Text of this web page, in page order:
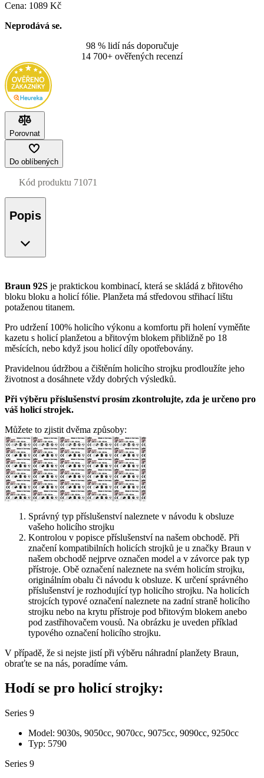
Cena: 1089 Kč
Neprodává se.
98 % lidí nás doporučuje
14 700+ ověřených recenzí
Porovnat
Do oblíbených
Kód produktu 71071
Popis
Braun 92S je praktickou kombinací, která se skládá z břitového
bloku bloku a holicí fólie. Planžeta má středovou střihací lištu
potaženou titanem.
Pro udržení 100% holicího výkonu a komfortu při holení vyměňte
kazetu s holicí planžetou a břitovým blokem přibližně po 18
měsících, nebo když jsou holicí díly opotřebovány.
Pravidelnou údržbou a čištěním holicího strojku prodloužíte jeho
životnost a dosáhnete vždy dobrých výsledků.
Při výběru příslušenství prosím zkontrolujte, zda je určeno pro
váš holicí strojek.
Můžete to zjistit dvěma způsoby:
Správný typ příslušenství naleznete v návodu k obsluze
vašeho holicího strojku
Kontrolou v popisce příslušenství na našem obchodě. Při
značení kompatibilních holicích strojků je u značky Braun v
našem obchodě nejprve označen model a v závorce pak typ
přístroje. Obě označení naleznete na svém holicím strojku,
originálním obalu či návodu k obsluze. K určení správného
příslušenství je rozhodující typ holicího strojku. Na holicích
strojcích typové označení naleznete na zadní straně holicího
strojku nebo na krytu přístroje pod břitovým blokem anebo
pod zastřihovačem vousů. Na obrázku je uveden příklad
typového označení holicího strojku.
V případě, že si nejste jistí při výběru náhradní planžety Braun,
obraťte se na nás, poradíme vám.
Hodí se pro holicí strojky:
Series 9
Model: 9030s, 9050cc, 9070cc, 9075cc, 9090cc, 9250cc
Typ: 5790
Series 9